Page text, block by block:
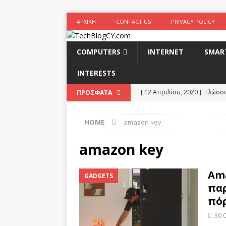
ΑΡΧΙΚΉ CONTACT US PRIVACY POLICY
COMPUTERS INTERNET
INTERESTS
ΠΡΟΣΦΑΤΑ [ 12 Απριλίου, 2020 ]
[ 10 Φεβρουαρίου, 2020 ]
για την ασφάλεια στο
[ 28 Νοεμβρίου, 2019 ]
[ 15 Αυγούστου, 2019 ]
HOME amazon key
amazon key
GADGETS
30